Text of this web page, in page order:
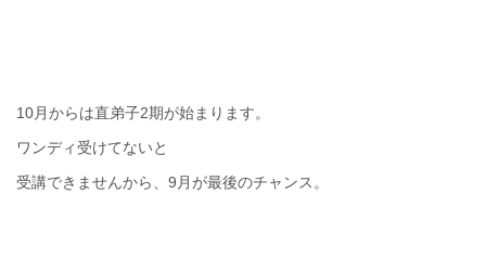
10月からは直弟子2期が始まります。
ワンディ受けてないと
受講できませんから、9月が最後のチャンス。